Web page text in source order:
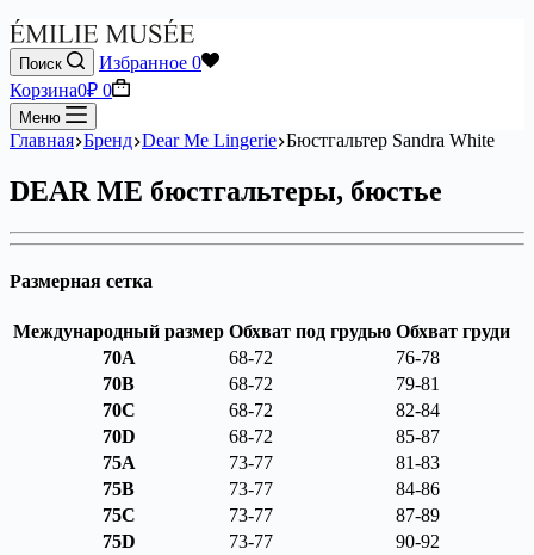
Поиск Избранное 0
Корзина0₽ 0
Меню
Главная Бренд Dear Me Lingerie Бюстгальтер Sandra White
DEAR ME бюстгальтеры, бюстье
Размерная сетка
Международный размер Обхват под грудью Обхват груди
70A
68-72
76-78
70B
68-72
79-81
70C
68-72
82-84
70D
68-72
85-87
75A
73-77
81-83
75B
73-77
84-86
75C
73-77
87-89
75D
73-77
90-92